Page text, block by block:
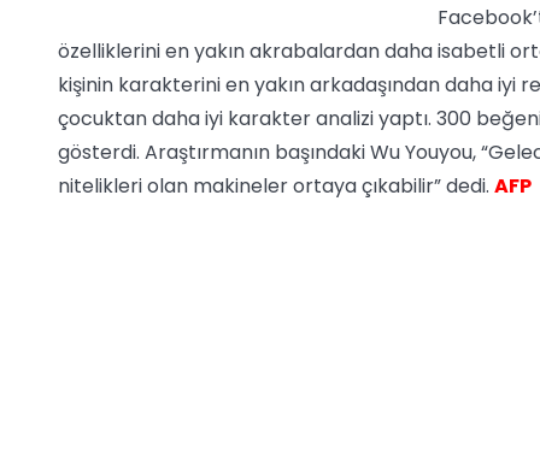
özelliklerini en yakın akrabalardan daha isabetli
kişinin karakterini en yakın arkadaşından daha iyi
çocuktan daha iyi karakter analizi yaptı. 300
gösterdi. Araştırmanın başındaki Wu Youyou,
nitelikleri olan makineler ortaya çıkabilir” dedi. AFP